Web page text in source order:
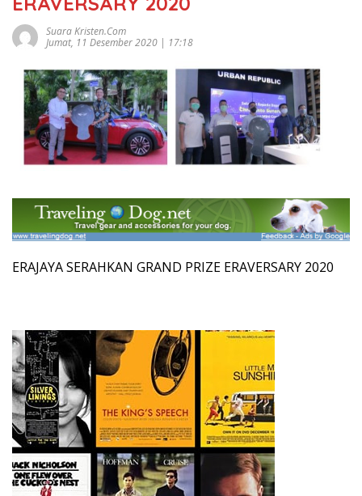
Suara Kristen.com
Jumat, 11 Desember 2020 | 17:18
ERAJAYA SERAHKAN GRAND PRIZE ERAVERSARY 2020